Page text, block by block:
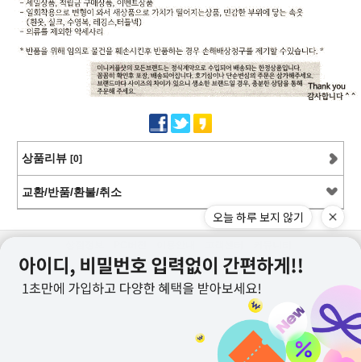
상품리뷰 [0]
교환/반품/환불/취소
상호명 : 미니커플샷
대표 : 이근창
사업자등록번호 :109-12-59228
오늘 하루 보지 않기